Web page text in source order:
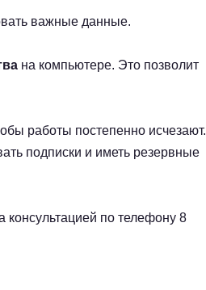
важные данные.
на компьютере. Это позволит
работы постепенно исчезают.
подписки и иметь резервные
по телефону 8